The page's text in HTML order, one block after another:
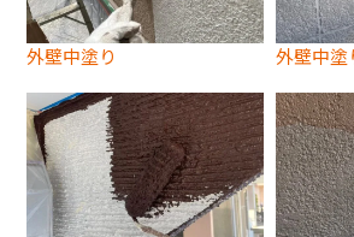
外壁中塗り 外壁中塗